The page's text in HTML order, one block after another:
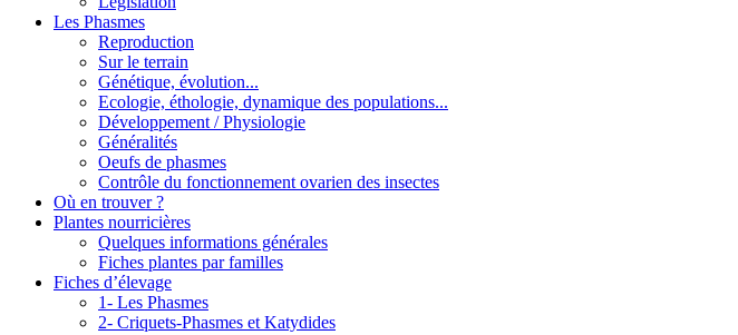
Les Phasmes
Reproduction
Sur le terrain
Génétique, évolution...
Ecologie, éthologie, dynamique des populations...
Développement / Physiologie
Généralités
Oeufs de phasmes
Contrôle du fonctionnement ovarien des insectes
Où en trouver ?
Plantes nourricières
Quelques informations générales
Fiches plantes par familles
Fiches d’élevage
1- Les Phasmes
2- Criquets-Phasmes et Katydides